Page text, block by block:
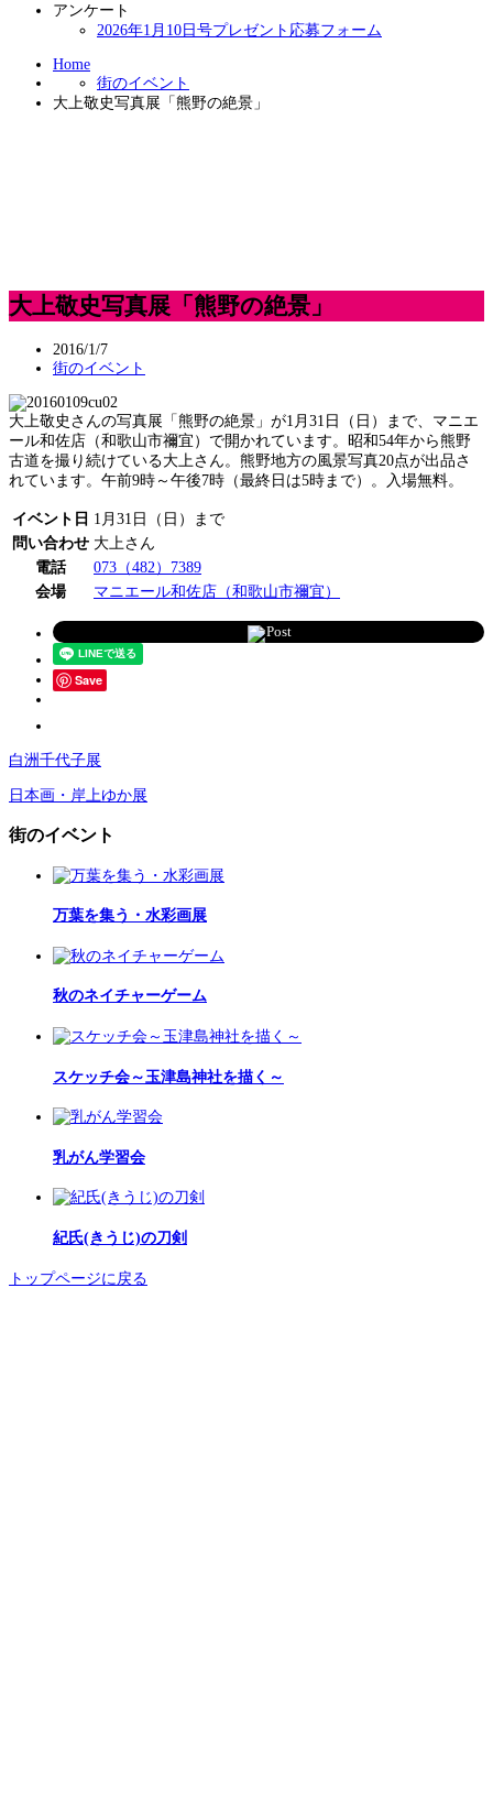
アンケート
2026年1月10日号プレゼント応募フォーム
Home
街のイベント
大上敬史写真展「熊野の絶景」
大上敬史写真展「熊野の絶景」
2016/1/7
街のイベント
大上敬史さんの写真展「熊野の絶景」が1月31日（日）まで、マニエ
ール和佐店（和歌山市禰宜）で開かれています。昭和54年から熊野
古道を撮り続けている大上さん。熊野地方の風景写真20点が出品さ
れています。午前9時～午後7時（最終日は5時まで）。入場無料。
イベント日 1月31日（日）まで
問い合わせ 大上さん
電話
073（482）7389
会場
マニエール和佐店（和歌山市禰宜）
Post
Save
白洲千代子展
日本画・岸上ゆか展
街のイベント
万葉を集う・水彩画展
秋のネイチャーゲーム
スケッチ会～玉津島神社を描く～
乳がん学習会
紀氏(きうじ)の刀剣
トップページに戻る